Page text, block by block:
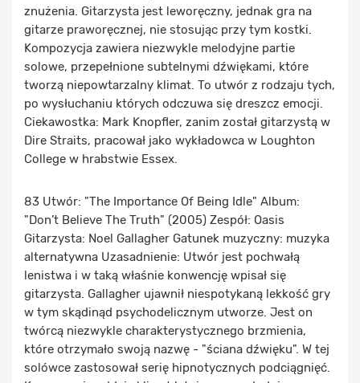
znużenia. Gitarzysta jest leworęczny, jednak gra na
gitarze praworęcznej, nie stosując przy tym kostki.
Kompozycja zawiera niezwykle melodyjne partie
solowe, przepełnione subtelnymi dźwiękami, które
tworzą niepowtarzalny klimat. To utwór z rodzaju tych,
po wysłuchaniu których odczuwa się dreszcz emocji.
Ciekawostka: Mark Knopfler, zanim został gitarzystą w
Dire Straits, pracował jako wykładowca w Loughton
College w hrabstwie Essex.
83 Utwór: "The Importance Of Being Idle" Album:
"Don’t Believe The Truth" (2005) Zespół: Oasis
Gitarzysta: Noel Gallagher Gatunek muzyczny: muzyka
alternatywna Uzasadnienie: Utwór jest pochwałą
lenistwa i w taką właśnie konwencję wpisał się
gitarzysta. Gallagher ujawnił niespotykaną lekkość gry
w tym skądinąd psychodelicznym utworze. Jest on
twórcą niezwykle charakterystycznego brzmienia,
które otrzymało swoją nazwę - "ściana dźwięku". W tej
solówce zastosował serię hipnotycznych podciągnięć.